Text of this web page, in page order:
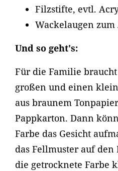
Filzstifte, evtl.
Wackelaugen
Und so geht's:
Für die Familie
großen und einen
aus braunem
Pappkarton. Dann
Farbe das Gesicht
das Fellmuster auf
die getrocknete Farbe